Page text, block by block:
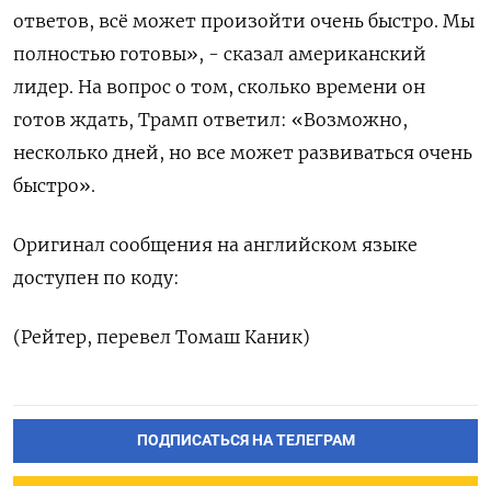
ответов, всё может произойти очень быстро. Мы
полностью готовы», - ​сказал американский
лидер. На ⁠вопрос о том, сколько времени он
готов ждать, ‌Трамп ответил: «Возможно,
несколько дней, но ‌все может развиваться очень
быстро».
Оригинал сообщения на ​английском языке
доступен по коду:
(Рейтер, ‌перевел Томаш Каник)
ПОДПИСАТЬСЯ НА ТЕЛЕГРАМ